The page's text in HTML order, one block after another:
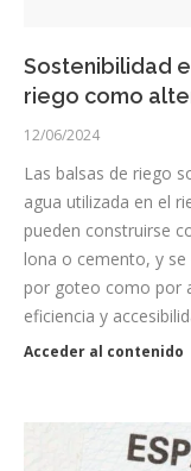
Sostenibilidad
riego como
12/06/2024
Las balsas de riego
agua utilizada en el
pueden construirse
lona o cemento, y
por goteo como por
eficiencia y
Acceder al contenido